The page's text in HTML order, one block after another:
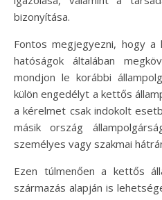
bizonyítása.
Fontos megjegyezni, hogy
hatóságok általában
mondjon le korábbi
külön engedélyt a kettős
a kérelmet csak indokolt
másik ország
személyes vagy szakmai
Ezen túlmenően a kettős
származás alapján is